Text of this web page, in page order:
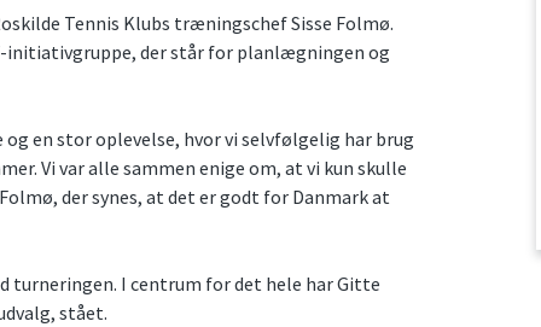
Tennis Klubs træningschef Sisse Folmø.
initiativgruppe, der står for planlægningen og
en stor oplevelse, hvor vi selvfølgelig har brug
Vi var alle sammen enige om, at vi kun skulle
der synes, at det er godt for Danmark at
I centrum for det hele har Gitte
stået.